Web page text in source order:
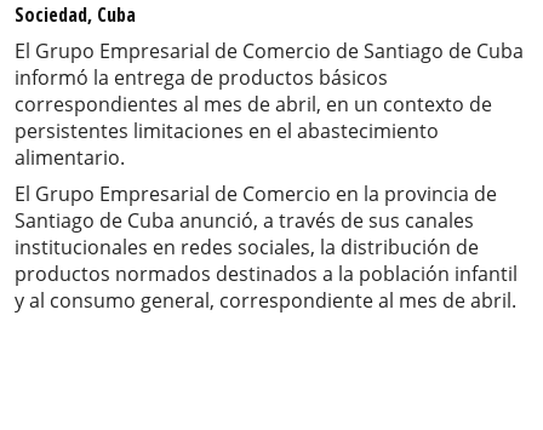
Sociedad, Cuba
El Grupo Empresarial de Comercio de Santiago de Cuba
informó la entrega de productos básicos
correspondientes al mes de abril, en un contexto de
persistentes limitaciones en el abastecimiento
alimentario.
El Grupo Empresarial de Comercio en la provincia de
Santiago de Cuba anunció, a través de sus canales
institucionales en redes sociales, la distribución de
productos normados destinados a la población infantil
y al consumo general, correspondiente al mes de abril.